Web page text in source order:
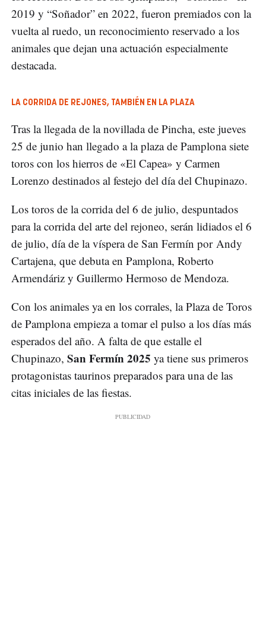
2019 y “Soñador” en 2022, fueron premiados con la
vuelta al ruedo, un reconocimiento reservado a los
animales que dejan una actuación especialmente
destacada.
LA CORRIDA DE REJONES, TAMBIÉN EN LA PLAZA
Tras la llegada de la novillada de Pincha, este jueves
25 de junio han llegado a la plaza de Pamplona siete
toros con los hierros de «El Capea» y Carmen
Lorenzo destinados al festejo del día del Chupinazo.
Los toros de la corrida del 6 de julio, despuntados
para la corrida del arte del rejoneo, serán lidiados el 6
de julio, día de la víspera de San Fermín por Andy
Cartajena, que debuta en Pamplona, Roberto
Armendáriz y Guillermo Hermoso de Mendoza.
Con los animales ya en los corrales, la Plaza de Toros
de Pamplona empieza a tomar el pulso a los días más
esperados del año. A falta de que estalle el
Chupinazo, San Fermín 2025 ya tiene sus primeros
protagonistas taurinos preparados para una de las
citas iniciales de las fiestas.